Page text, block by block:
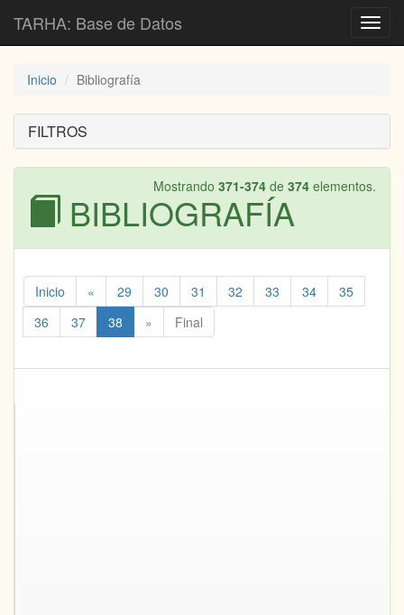
TARHA: Base de Datos
Inicio Bibliografía
FILTROS
Mostrando 371-374 de 374 elementos.
BIBLIOGRAFÍA
Inicio « 29 30 31 32 33 34
35
36
37 38 » Final